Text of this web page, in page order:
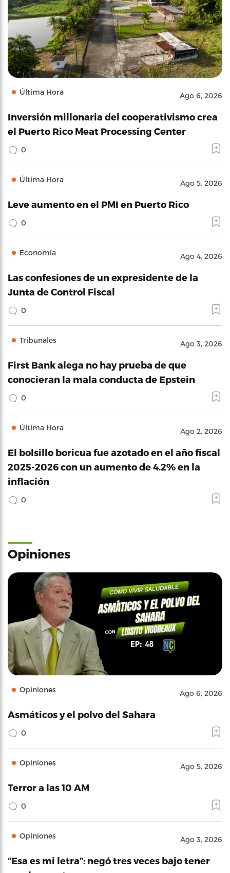
Última Hora Ago 6, 2026
Inversión millonaria del cooperativismo crea
el Puerto Rico Meat Processing Center
0
Última Hora Ago 5, 2026
Leve aumento en el PMI en Puerto Rico
0
Economía Ago 4, 2026
Las confesiones de un expresidente de la
Junta de Control Fiscal
0
Tribunales Ago 3, 2026
First Bank alega no hay prueba de que
conocieran la mala conducta de Epstein
0
Última Hora Ago 2, 2026
El bolsillo boricua fue azotado en el año fiscal
2025-2026 con un aumento de 4.2% en la
inflación
0
Opiniones
Opiniones Ago 6, 2026
Asmáticos y el polvo del Sahara
0
Opiniones Ago 5, 2026
Terror a las 10 AM
0
Opiniones Ago 3, 2026
“Esa es mi letra”: negó tres veces bajo tener